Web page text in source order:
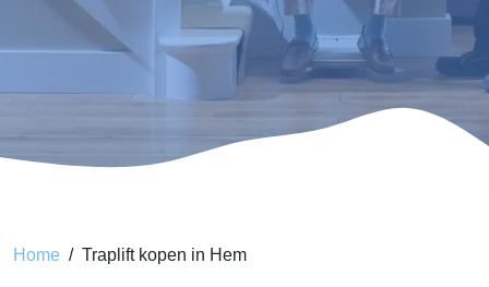
Home Traplift kopen in Hem